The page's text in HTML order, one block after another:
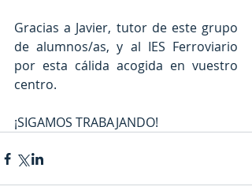
Gracias a Javier, tutor de este grupo
de alumnos/as, y al IES Ferroviario
por esta cálida acogida en vuestro
centro.
¡SIGAMOS TRABAJANDO!